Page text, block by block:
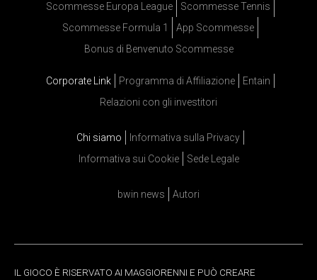
Scommesse Europa League
Scommesse Tennis
Scommesse Formula 1
App Scommesse
Bonus di Benvenuto Scommesse
Corporate Link Programma di Affiliazione
Entain
Relazioni con gli investitori
Chi siamo
Informativa sulla Privacy
Informativa sui Cookie
Sede Legale
bwin news Autori
IL GIOCO È RISERVATO AI MAGGIORENNI E PUÒ CREARE